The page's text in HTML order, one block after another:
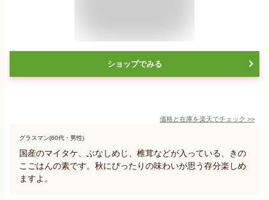
ショップでみる
価格と在庫を楽天でチェック >>
グラスマン(60代・男性)
国産のマイタケ、ぶなしめじ、椎茸などが入っている、きの
こごはんの素です。秋にぴったりの味わいが思う存分楽しめ
ますよ。